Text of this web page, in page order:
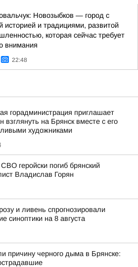
Новозыбков — город с
историей и традициями, развитой
которая сейчас требует
внимания
22:48
горадминистрация приглашает
взглянуть на Брянск вместе с его
художниками
геройски погиб брянский
Владислав Горян
и ливень спрогнозировали
синоптики на 8 августа
причину черного дыма в Брянске: